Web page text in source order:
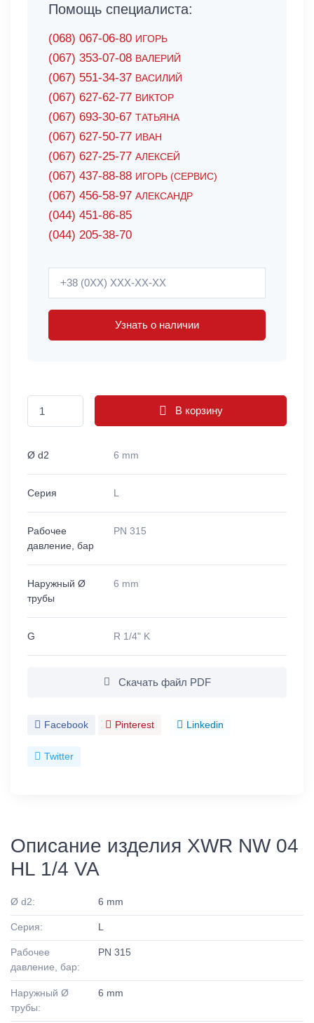
Помощь специалиста:
(068) 067-06-80 ИГОРЬ
(067) 353-07-08 ВАЛЕРИЙ
(067) 551-34-37 ВАСИЛИЙ
(067) 627-62-77 ВИКТОР
(067) 693-30-67 ТАТЬЯНА
(067) 627-50-77 ИВАН
(067) 627-25-77 АЛЕКСЕЙ
(067) 437-88-88 ИГОРЬ (СЕРВИС)
(067) 456-58-97 АЛЕКСАНДР
(044) 451-86-85
(044) 205-38-70
Узнать о наличии
В корзину
Ø d2 6 mm
Серия L
Рабочее
давление, бар
PN 315
Наружный Ø
трубы
6 mm
G R 1/4" K
Скачать файл PDF
Facebook Pinterest Linkedin
Twitter
Описание изделия XWR NW 04
HL 1/4 VA
Ø d2: 6 mm
Серия: L
Рабочее
давление, бар:
PN 315
Наружный Ø
трубы:
6 mm